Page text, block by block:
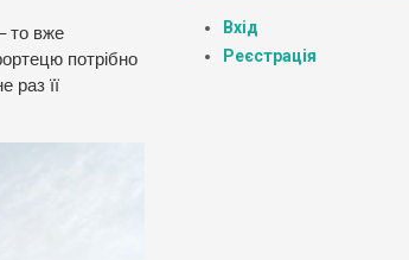
то вже
потрібно
раз її
Вхід
Реєстрація